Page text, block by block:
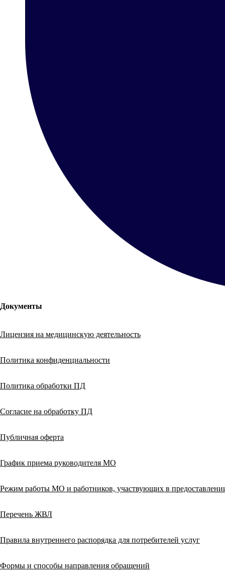
Документы
Лицензия на медицинскую деятельность
Политика конфиденциальности
Политика обработки ПД
Согласие на обработку ПД
Публичная оферта
График приема руководителя МО
Режим работы МО и работников, участвующих в
Перечень ЖВЛ
Правила внутреннего распорядка для потребителей услуг
Формы и способы направления обращений